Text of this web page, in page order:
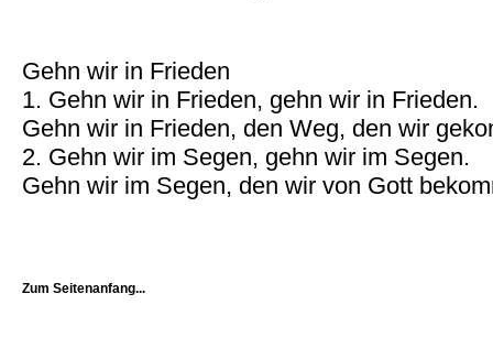
Gehn wir in Frieden
1. Gehn wir in Frieden, gehn wir in Frieden.
Gehn wir in Frieden, den Weg, den wir
2. Gehn wir im Segen, gehn wir im Segen.
Gehn wir im Segen, den wir von Gott
Zum Seitenanfang...